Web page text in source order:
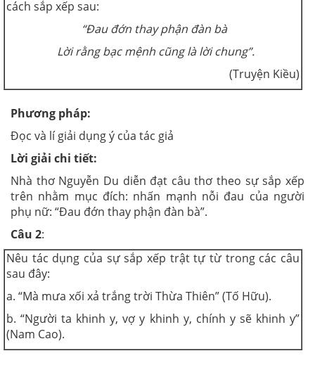
cách sắp xếp sau:
“Đau đớn thay phận đàn bà
Lời rằng bạc mệnh cũng là lời chung”.
(Truyện Kiều)
Phương pháp:
Đọc và lí giải dụng ý của tác giả
Lời giải chi tiết:
Nhà thơ Nguyễn Du diễn đạt câu thơ theo sự sắp xếp
trên nhằm mục đích: nhấn mạnh nỗi đau của người
phụ nữ: “Đau đớn thay phận đàn bà”.
Câu 2:
Nêu tác dụng của sự sắp xếp trật tự từ trong các câu
sau đây:
a. “Mà mưa xối xả trắng trời Thừa Thiên” (Tố Hữu).
b. “Người ta khinh y, vợ y khinh y, chính y sẽ khinh y”
(Nam Cao).